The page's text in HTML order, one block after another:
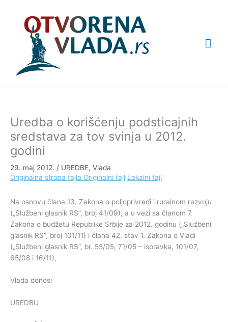
Uredba o korišćenju podsticajnih
sredstava za tov svinja u 2012.
godini
29. maj 2012. / UREDBE, Vlada
Originalna strana fajla Originalni fajl Lokalni fajl
Na osnovu člana 13. Zakona o poljoprivredi i ruralnom razvoju
(„Službeni glasnik RS”, broj 41/09), a u vezi sa članom 7.
Zakona o budžetu Republike Srbije za 2012. godinu („Službeni
glasnik RS”, broj 101/11) i člana 42. stav 1. Zakona o Vladi
(„Službeni glasnik RS”, br. 55/05, 71/05 – ispravka, 101/07,
65/08 i 16/11),
Vlada donosi
UREDBU